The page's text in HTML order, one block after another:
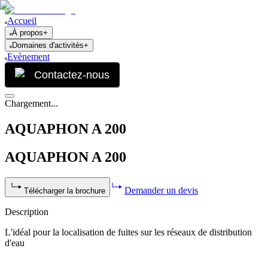
Accueil
À propos+
Domaines d'activités+
Evènement
Contactez-nous
Chargement...
AQUAPHON A 200
AQUAPHON A 200
Télécharger la brochure Demander un devis
Description
L'idéal pour la localisation de fuites sur les réseaux de distribution
d'eau